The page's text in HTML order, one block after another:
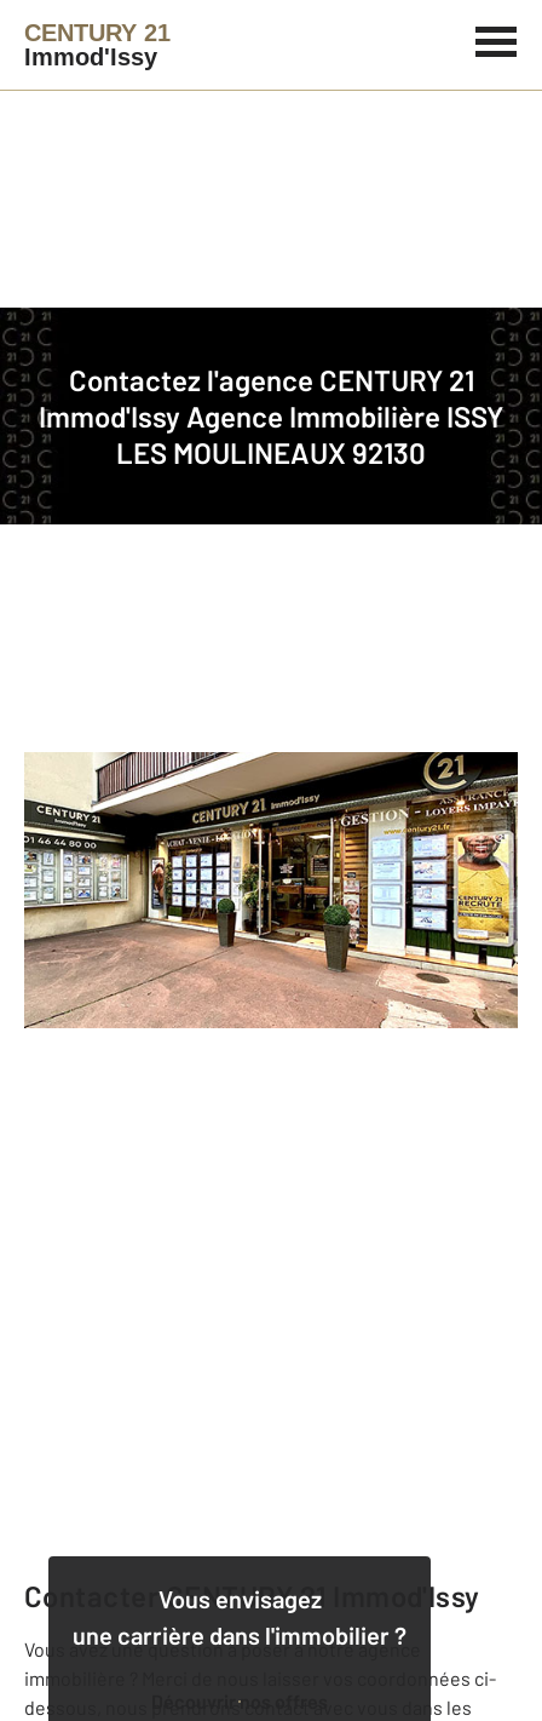
CENTURY 21
Immod'Issy
Contactez l'agence CENTURY 21
Immod'Issy Agence Immobilière ISSY
LES MOULINEAUX 92130
Agence immobilière
Notre agence à ISSY LES
MOULINEAUX
CENTURY 21 Immod'Issy
36 Avenue Victor Cresson
ISSY LES MOULINEAUX - 92130
Envoyer un message
Téléphoner à l'agence
Vous envisagez
une carrière dans l'immobilier ?
Découvrir nos offres
Contacter CENTURY 21 Immod'Issy
Vous avez une question à poser à notre agence
immobilière ? Merci de nous laisser vos coordonnées ci-
dessous, nous prendrons contact avec vous dans les